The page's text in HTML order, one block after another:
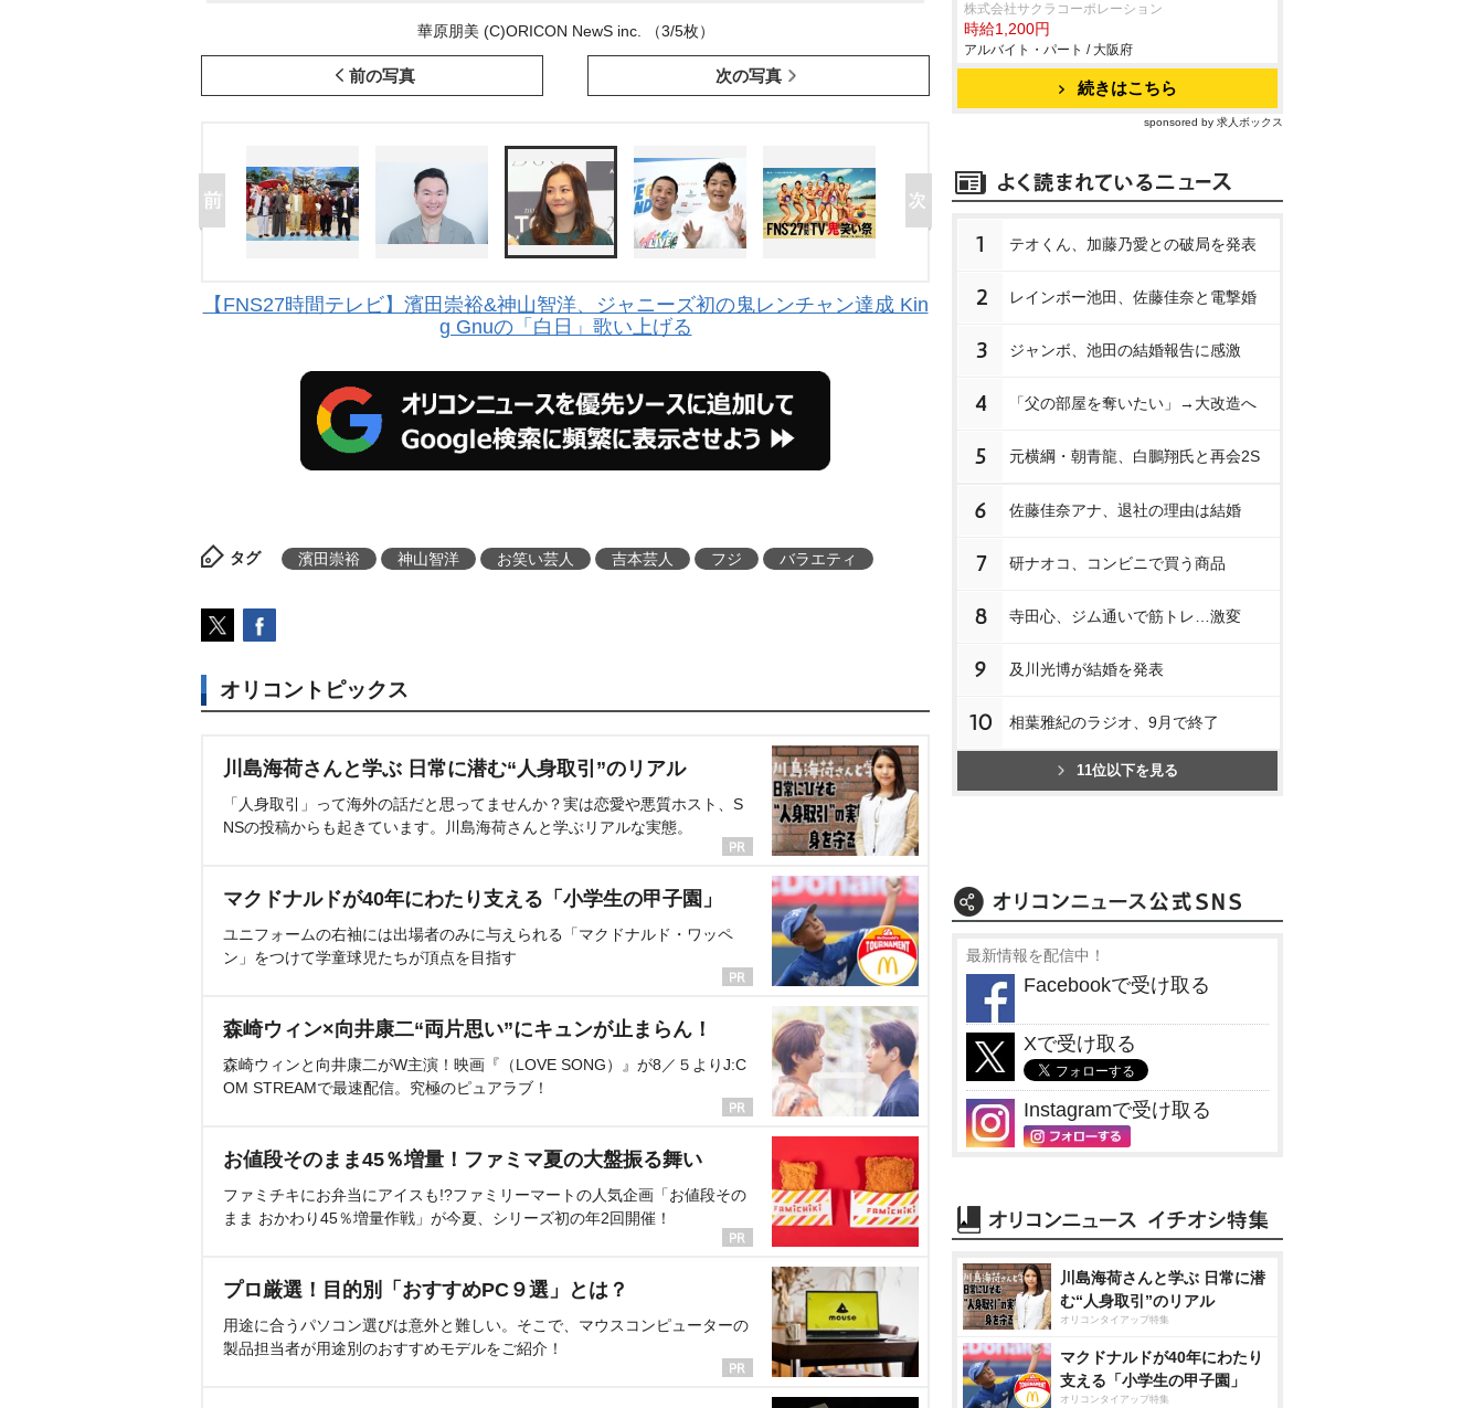
華原朋美 (C)ORICON NewS inc. （3/5枚）
前の写真 次の写真
【FNS27時間テレビ】濱田崇裕&神山智洋、ジャニーズ初の鬼レンチャン達成 Kin
g Gnuの「白日」歌い上げる
タグ 濱田崇裕 神山智洋 お笑い芸人 吉本芸人 フジ バラエティ
オリコントピックス
川島海荷さんと学ぶ 日常に潜む“人身取引”のリアル
「人身取引」って海外の話だと思ってませんか？実は恋愛や悪質ホスト、S
NSの投稿からも起きています。川島海荷さんと学ぶリアルな実態。
マクドナルドが40年にわたり支える「小学生の甲子園」
ユニフォームの右袖には出場者のみに与えられる「マクドナルド・ワッペ
ン」をつけて学童球児たちが頂点を目指す
森崎ウィン×向井康二“両片思い”にキュンが止まらん！
森崎ウィンと向井康二がW主演！映画『（LOVE SONG）』が8／５よりJ:C
OM STREAMで最速配信。究極のピュアラブ！
お値段そのまま45％増量！ファミマ夏の大盤振る舞い
ファミチキにお弁当にアイスも!?ファミリーマートの人気企画「お値段その
まま おかわり45％増量作戦」が今夏、シリーズ初の年2回開催！
プロ厳選！目的別「おすすめPC９選」とは？
用途に合うパソコン選びは意外と難しい。そこで、マウスコンピューターの
製品担当者が用途別のおすすめモデルをご紹介！
株式会社サクラコーポレーション
時給1,200円
アルバイト・パート / 大阪府
続きはこちら
sponsored by 求人ボックス
1 テオくん、加藤乃愛との破局を発表
2 レインボー池田、佐藤佳奈と電撃婚
3 ジャンボ、池田の結婚報告に感激
4 「父の部屋を奪いたい」→大改造へ
5 元横綱・朝青龍、白鵬翔氏と再会2S
6 佐藤佳奈アナ、退社の理由は結婚
7 研ナオコ、コンビニで買う商品
8 寺田心、ジム通いで筋トレ…激変
9 及川光博が結婚を発表
10 相葉雅紀のラジオ、9月で終了
11位以下を見る
最新情報を配信中！
Facebookで受け取る
Xで受け取る
Instagramで受け取る
川島海荷さんと学ぶ 日常に潜
む“人身取引”のリアル
オリコンタイアップ特集
マクドナルドが40年にわたり
支える「小学生の甲子園」
オリコンタイアップ特集